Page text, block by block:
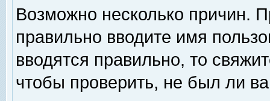
Возможно несколько причин.
правильно вводите имя
вводятся правильно, то
чтобы проверить, не был ли